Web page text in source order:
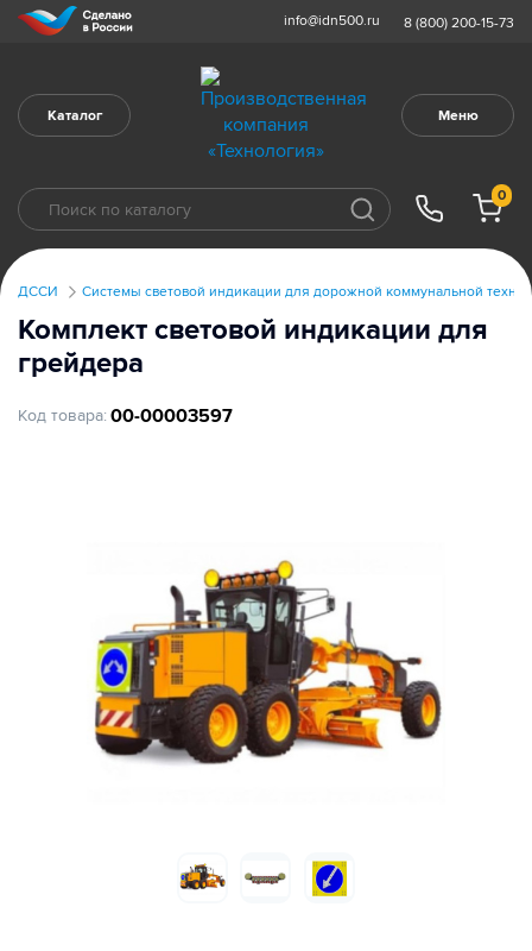
info@idn500.ru 8 (800) 200-15-73
Каталог Меню
0
ДССИ Системы световой индикации для дорожной коммунальной
Комплект световой индикации для
грейдера
Код товара: 00-00003597